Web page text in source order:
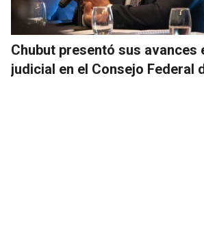
Chubut presentó sus avances
judicial en el Consejo Federal